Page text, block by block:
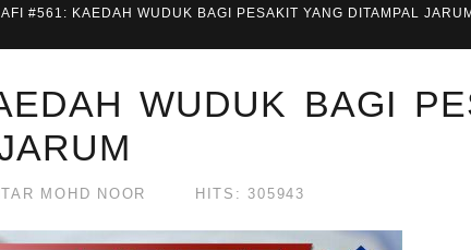
#561: KAEDAH WUDUK BAGI PESAKIT YANG DITAMPAL
WUDUK BAGI
MOHD NOOR HITS: 305943